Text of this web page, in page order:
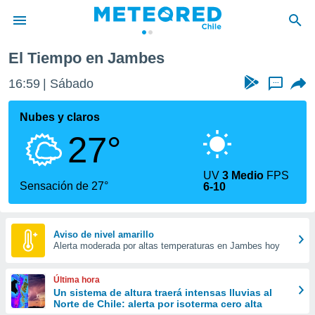
de
por
que se
calidad.
a este
las
y
forma
digital
basada
El Tiempo en Jambes
16:59 Sábado ...
Nubes y claros
27°
Sensación de 27°
UV3 Medio FPS
6-10
Aviso de nivel amarillo
Alerta moderada por altas temperaturas en Jambes hoy
Última hora
Un sistema de altura traerá intensas lluvias al
Norte de Chile: alerta por isoterma cero alta